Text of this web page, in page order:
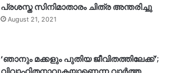
പ്രശസ്ത സിനിമാതാരം ചിത്ര അന്തരിച്ചു
August 21, 2021
‘ഞാനും മക്കളും പുതിയ ജീവിതത്തിലേക്ക്’;